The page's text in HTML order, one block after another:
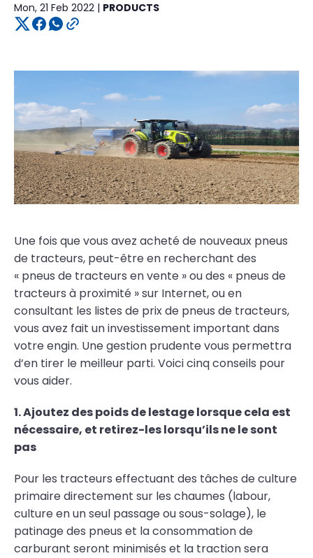
Mon, 21 Feb 2022 | PRODUCTS
Une fois que vous avez acheté de nouveaux pneus
de tracteurs, peut-être en recherchant des
« pneus de tracteurs en vente » ou des « pneus de
tracteurs à proximité » sur Internet, ou en
consultant les listes de prix de pneus de tracteurs,
vous avez fait un investissement important dans
votre engin. Une gestion prudente vous permettra
d’en tirer le meilleur parti. Voici cinq conseils pour
vous aider.
1. Ajoutez des poids de lestage lorsque cela est
nécessaire, et retirez-les lorsqu’ils ne le sont
pas
Pour les tracteurs effectuant des tâches de culture
primaire directement sur les chaumes (labour,
culture en un seul passage ou sous-solage), le
patinage des pneus et la consommation de
carburant seront minimisés et la traction sera